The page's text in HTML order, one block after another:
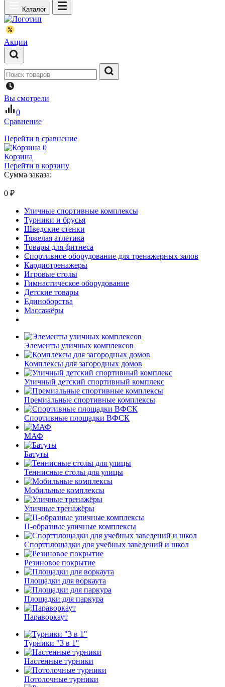
Каталог
Акции
Вы смотрели
0
Сравнение
Перейти в сравнение
0
Корзина
Перейти в корзину
Сумма заказа:
0 ₽
Уличные спортивные комплексы
Турники и брусья
Шведские стенки
Тяжелая атлетика
Товары для фитнеса
Спортивное оборудование для тренажерных залов
Кардиотренажеры
Игровые столы
Гимнастическое оборудование
Детские товары
Единоборства
Массажёры
Элементы уличных комплексов
Комплексы для загородных домов
Уличный детский спортивный комплекс
Премиальные спортивные комплексы
Спортивные площадки ВФСК
МАФ
Батуты
Теннисные столы для улицы
Мобильные комплексы
Уличные тренажёры
П-образные уличные комплексы
Спортплощадки для учебных заведений и школ
Резиновое покрытие
Площадки для воркаута
Площадки для паркура
Параворкаут
Турники "3 в 1"
Настенные турники
Потолочные турники